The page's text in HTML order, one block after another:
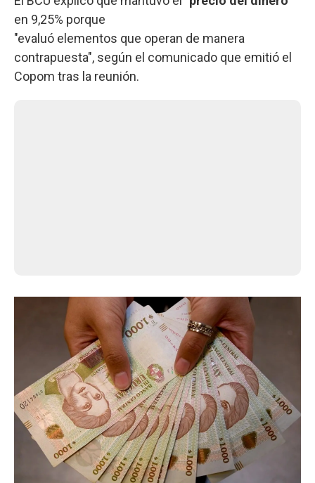
en 9,25% porque
"evaluó elementos que operan de manera
contrapuesta", según el comunicado que emitió el
Copom tras la reunión.